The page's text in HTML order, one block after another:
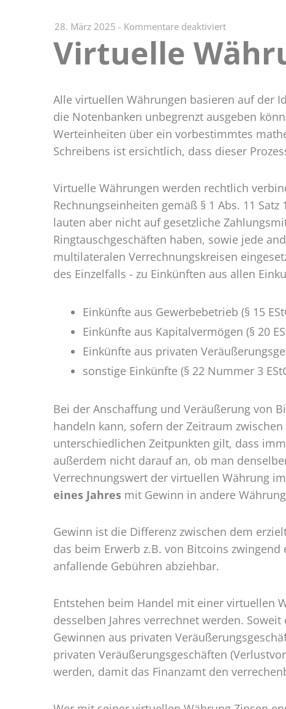
28. März 2025 - Kommentare deaktiviertfür
Virtuelle
Währung:
Virtuelle
Alle virtuellen Währungen basieren auf der
die Notenbanken unbegrenzt ausgeben
Werteinheiten über ein vorbestimmtes
Schreibens ist ersichtlich, dass dieser
Virtuelle Währungen werden rechtlich
Rechnungseinheiten gemäß § 1 Abs. 11
lauten aber nicht auf gesetzliche
Ringtauschgeschäften haben, sowie jede
multilateralen Verrechnungskreisen
des Einzelfalls - zu Einkünften aus allen
Einkünfte aus Gewerbebetrieb (§ 15
Einkünfte aus Kapitalvermögen (§ 20
Einkünfte aus privaten
sonstige Einkünfte (§ 22 Nummer 3
Bei der Anschaffung und Veräußerung von
handeln kann, sofern der Zeitraum
unterschiedlichen Zeitpunkten gilt, dass
außerdem nicht darauf an, ob man
Verrechnungswert der virtuellen Währung
eines Jahres mit Gewinn in andere
Gewinn ist die Differenz zwischen dem
das beim Erwerb z.B. von Bitcoins
anfallende Gebühren abziehbar.
Entstehen beim Handel mit einer virtuellen
desselben Jahres verrechnet werden.
Gewinnen aus privaten
privaten Veräußerungsgeschäften
werden, damit das Finanzamt den